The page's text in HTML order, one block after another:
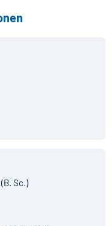
Sc.)